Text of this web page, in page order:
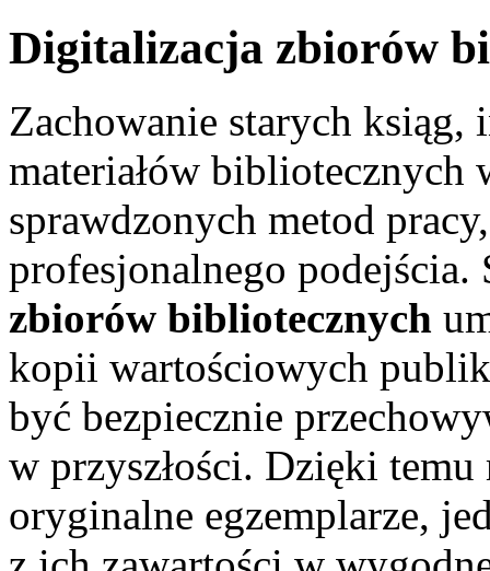
Digitalizacja zbiorów
Zachowanie starych ksiąg,
materiałów bibliotecznych
sprawdzonych metod
profesjonalnego
zbiorów bibliotecznych
kopii wartościowych
być bezpiecznie
w przyszłości. Dzięki
oryginalne egzemplarze,